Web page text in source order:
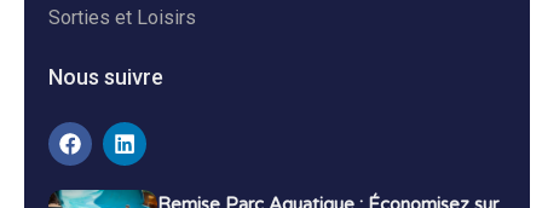
Sorties et Loisirs
Nous suivre